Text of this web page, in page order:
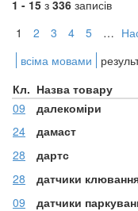
1 - 15 з 336 записів
1
2 3 4 5 …
всіма мовами
Кл. Назва товару
09
далекоміри
24
дамаст
28
дартс
28
датчики
09
датчики